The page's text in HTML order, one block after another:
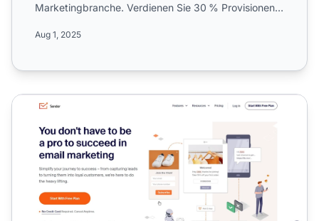
Marketingbranche. Verdienen Sie 30 % Provisionen,
Aug 1, 2025
Sender Affiliate-Programm